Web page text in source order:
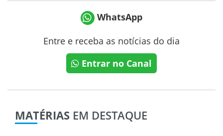
WhatsApp
Entre e receba as notícias do dia
Entrar no Canal
MATÉRIAS EM DESTAQUE